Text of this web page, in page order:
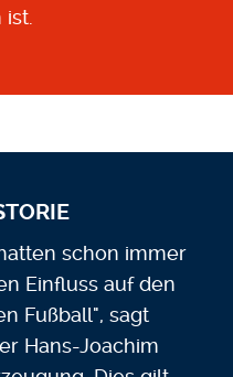
schon immer
Einfluss auf den
Fußball", sagt
Hans-Joachim